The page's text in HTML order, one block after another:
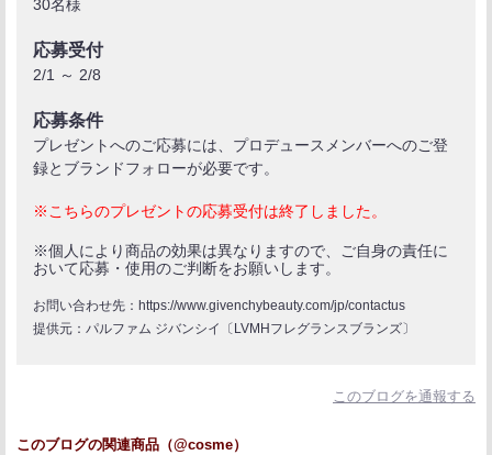
30名様
応募受付
2/1 ～ 2/8
応募条件
プレゼントへのご応募には、プロデュースメンバーへのご登
録とブランドフォローが必要です。
※こちらのプレゼントの応募受付は終了しました。
※個人により商品の効果は異なりますので、ご自身の責任に
おいて応募・使用のご判断をお願いします。
お問い合わせ先：https://www.givenchybeauty.com/jp/contactus
提供元：パルファム ジバンシイ〔LVMHフレグランスブランズ〕
このブログを通報する
このブログの関連商品（@cosme）